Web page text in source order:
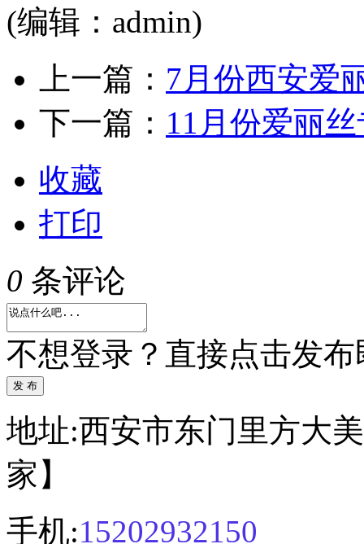
(编辑：admin)
上一篇： 7月份西安爱
下一篇： 11月份爱丽
收藏
打印
0 条评论
不想登录？直接点击发
发 布
地址:西安市东门里方大
家】
手机:15202932150